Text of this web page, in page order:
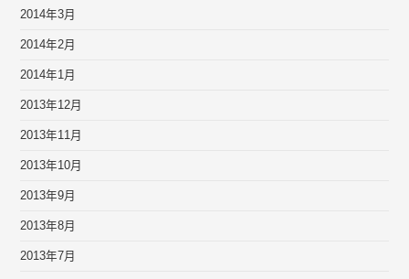
2014年3月
2014年2月
2014年1月
2013年12月
2013年11月
2013年10月
2013年9月
2013年8月
2013年7月